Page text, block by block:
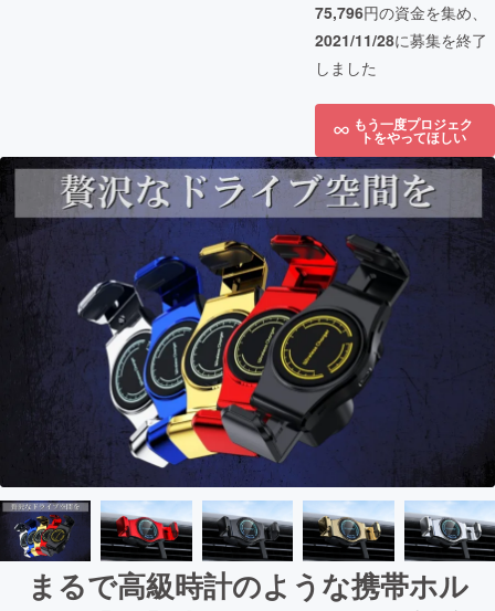
75,796円の資金を集め、
2021/11/28に募集を終了
しました
もう一度プロジェク
トをやってほしい
まるで高級時計のような携帯ホル